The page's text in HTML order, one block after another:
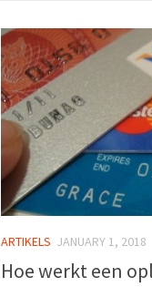
ARTIKELS JANUARY 1, 2018
Hoe werkt een